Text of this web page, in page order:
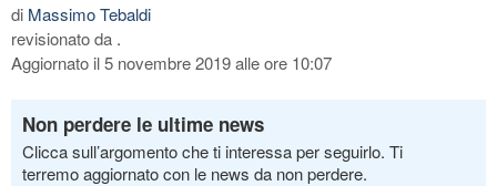
di Massimo Tebaldi
revisionato da .
Aggiornato il 5 novembre 2019 alle ore 10:07
Non perdere le ultime news
Clicca sull’argomento che ti interessa per seguirlo. Ti
terremo aggiornato con le news da non perdere.